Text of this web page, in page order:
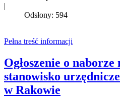
|
Odsłony: 594
Pełna treść informacji
Ogłoszenie o naborze
stanowisko
w Rakowie